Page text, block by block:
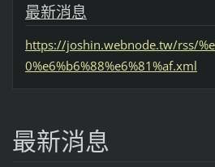
最新消息
https://joshin.webnode.tw/rss/
0%e6%b6%88%e6%81%af.xml
最新消息